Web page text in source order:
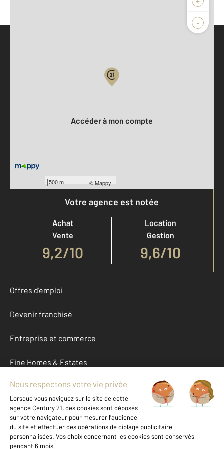
-
500 m ©Mappy
Accéder à mon compte
Votre agence est notée
Achat
Vente
9,2/10
Location
Gestion
9,6/10
Offres d'emploi
Devenir franchisé
Entreprise et commerce
Fine Homes & Estates
À propos
International
Nous contacter